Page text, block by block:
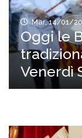
Mar, 14/01/
Oggi le
Venerdì